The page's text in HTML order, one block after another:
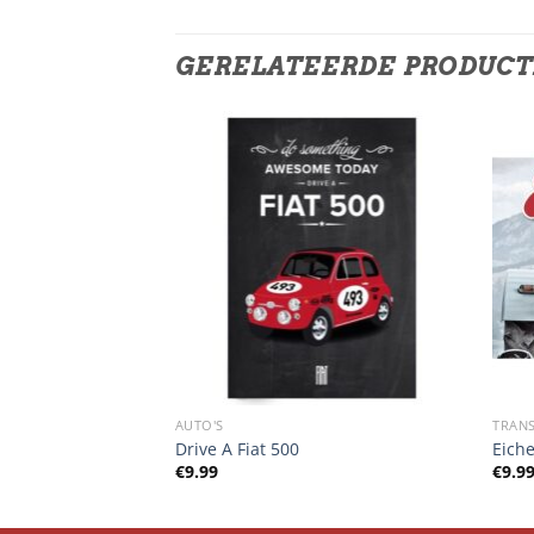
GERELATEERDE
AUTO'S
Drive A Fiat 500
€9.99
€